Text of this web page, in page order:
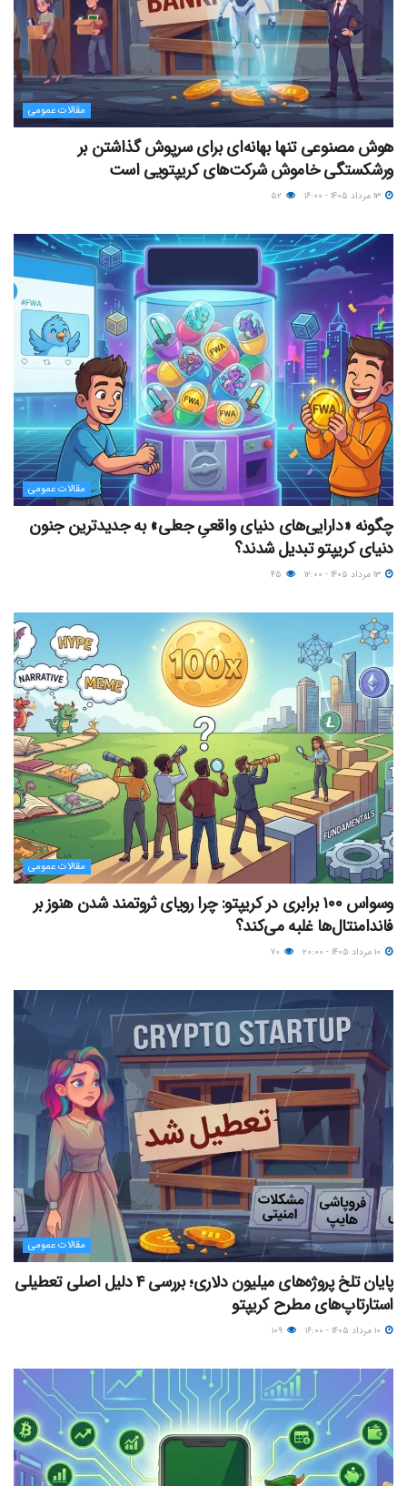
مقالات عمومی
هوش مصنوعی تنها بهانه‌ای برای سرپوش گذاشتن بر
ورشکستگی خاموش شرکت‌های کریپتویی است
مقالات عمومی
چگونه «دارایی‌های دنیای واقعیِ جعلی» به جدیدترین جنون
دنیای کریپتو تبدیل شدند؟
مقالات عمومی
وسواس ۱۰۰ برابری در کریپتو: چرا رویای ثروتمند شدن هنوز بر
فاندامنتال‌ها غلبه می‌کند؟
مقالات عمومی
پایان تلخ پروژه‌های میلیون دلاری؛ بررسی ۴ دلیل اصلی تعطیلی
استارتاپ‌های مطرح کریپتو